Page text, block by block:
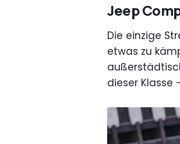
Jeep
Die einzige
etwas zu
dieser Klasse